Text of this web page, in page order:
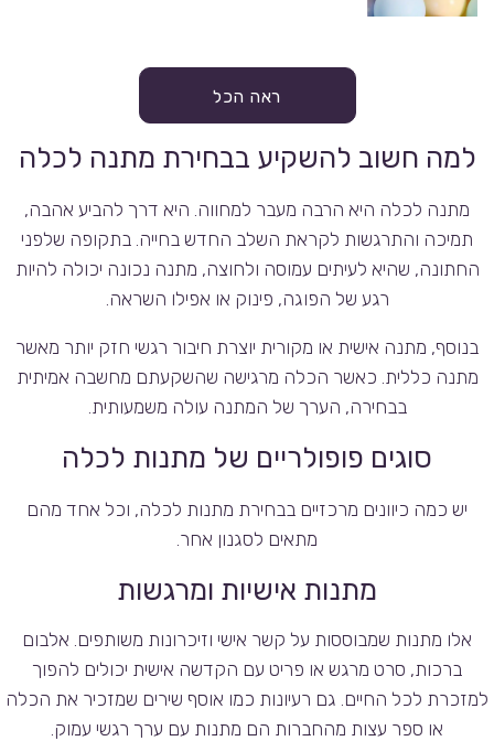
ראה הכל
למה חשוב להשקיע בבחירת מתנה לכלה
מתנה לכלה היא הרבה מעבר למחווה. היא דרך להביע אהבה,
תמיכה והתרגשות לקראת השלב החדש בחייה. בתקופה שלפני
החתונה, שהיא לעיתים עמוסה ולחוצה, מתנה נכונה יכולה להיות
רגע של הפוגה, פינוק או אפילו השראה.
בנוסף, מתנה אישית או מקורית יוצרת חיבור רגשי חזק יותר מאשר
מתנה כללית. כאשר הכלה מרגישה שהשקעתם מחשבה אמיתית
בבחירה, הערך של המתנה עולה משמעותית.
סוגים פופולריים של מתנות לכלה
יש כמה כיוונים מרכזיים בבחירת מתנות לכלה, וכל אחד מהם
מתאים לסגנון אחר.
מתנות אישיות ומרגשות
אלו מתנות שמבוססות על קשר אישי וזיכרונות משותפים. אלבום
ברכות, סרט מרגש או פריט עם הקדשה אישית יכולים להפוך
למזכרת לכל החיים. גם רעיונות כמו אוסף שירים שמזכיר את הכלה
או ספר עצות מהחברות הם מתנות עם ערך רגשי עמוק.